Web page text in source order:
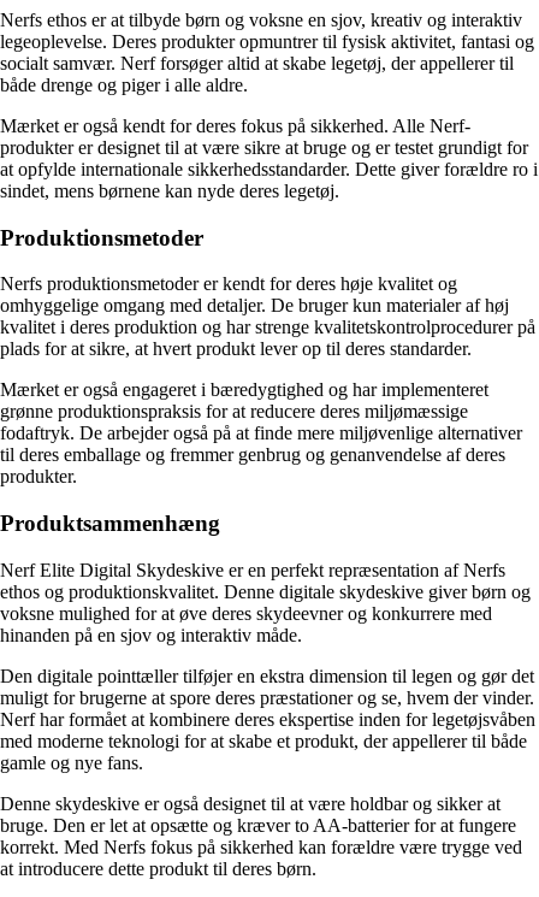
Nerfs ethos er at tilbyde børn og voksne en sjov, kreativ og interaktiv
legeoplevelse. Deres produkter opmuntrer til fysisk aktivitet, fantasi og
socialt samvær. Nerf forsøger altid at skabe legetøj, der appellerer til
både drenge og piger i alle aldre.
Mærket er også kendt for deres fokus på sikkerhed. Alle Nerf-
produkter er designet til at være sikre at bruge og er testet grundigt for
at opfylde internationale sikkerhedsstandarder. Dette giver forældre ro i
sindet, mens børnene kan nyde deres legetøj.
Produktionsmetoder
Nerfs produktionsmetoder er kendt for deres høje kvalitet og
omhyggelige omgang med detaljer. De bruger kun materialer af høj
kvalitet i deres produktion og har strenge kvalitetskontrolprocedurer på
plads for at sikre, at hvert produkt lever op til deres standarder.
Mærket er også engageret i bæredygtighed og har implementeret
grønne produktionspraksis for at reducere deres miljømæssige
fodaftryk. De arbejder også på at finde mere miljøvenlige alternativer
til deres emballage og fremmer genbrug og genanvendelse af deres
produkter.
Produktsammenhæng
Nerf Elite Digital Skydeskive er en perfekt repræsentation af Nerfs
ethos og produktionskvalitet. Denne digitale skydeskive giver børn og
voksne mulighed for at øve deres skydeevner og konkurrere med
hinanden på en sjov og interaktiv måde.
Den digitale pointtæller tilføjer en ekstra dimension til legen og gør det
muligt for brugerne at spore deres præstationer og se, hvem der vinder.
Nerf har formået at kombinere deres ekspertise inden for legetøjsvåben
med moderne teknologi for at skabe et produkt, der appellerer til både
gamle og nye fans.
Denne skydeskive er også designet til at være holdbar og sikker at
bruge. Den er let at opsætte og kræver to AA-batterier for at fungere
korrekt. Med Nerfs fokus på sikkerhed kan forældre være trygge ved
at introducere dette produkt til deres børn.